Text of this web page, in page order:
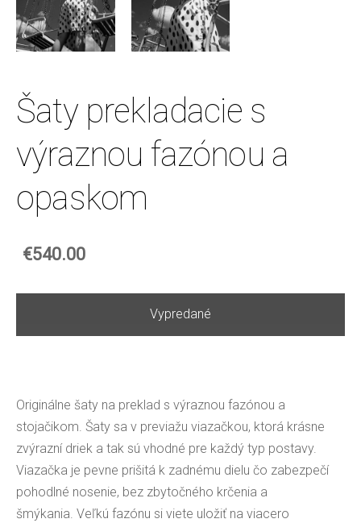
Šaty prekladacie s
výraznou fazónou a
opaskom
€540.00
Vypredané
Originálne šaty na preklad s výraznou fazónou a
stojačikom. Šaty sa v previažu viazačkou, ktorá krásne
zvýrazní driek a tak sú vhodné pre každý typ postavy.
Viazačka je pevne prišitá k zadnému dielu čo zabezpečí
pohodlné nosenie, bez zbytočného krčenia a
šmýkania. Veľkú fazónu si viete uložiť na viacero